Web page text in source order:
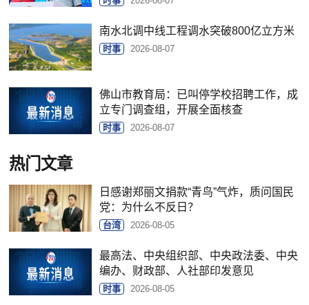
南水北调中线工程调水突破800亿立方米
时事 2026-08-07
佛山市教育局：已叫停学校招聘工作，成
立专门调查组，开展全面核查
时事 2026-08-07
热门文章
日感谢郑丽文捐款“青鸟”气炸，质问国民
党：为什么不反日？
台湾 2026-08-05
最高法、中央组织部、中央政法委、中央
编办、财政部、人社部印发意见
时事 2026-08-05